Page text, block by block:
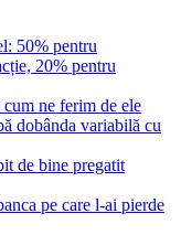
50% pentru
20% pentru
ne ferim de ele
dobânda variabilă cu
de bine pregatit
pe care l-ai pierde